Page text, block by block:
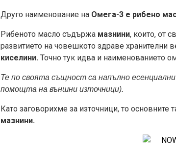
Друго наименование на Омега-3 е рибено
Рибеното масло съдържа мазнини, които, от
развитието на човешкото здраве хранителни
киселини. Точно тук идва и наименованието
Те по своята същност са напълно
помощта на външни източници).
Като заговорихме за източници, то основните
мазнини.